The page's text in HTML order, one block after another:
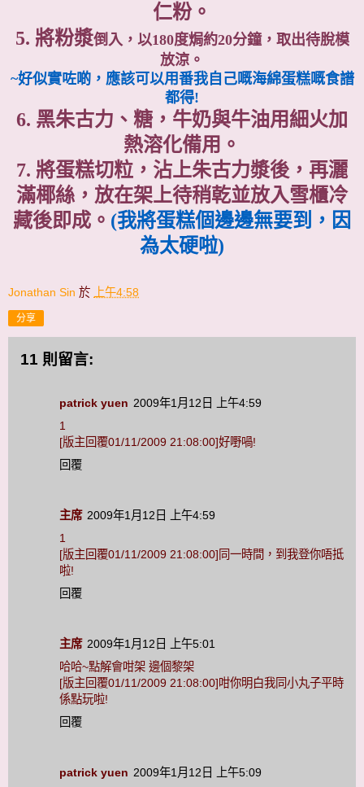
仁粉。
5. 將粉漿倒入，以180度焗約20分鐘，取出待脫模
放涼。
~好似實咗啲，應該可以用番我自己嘅海綿蛋糕嘅食譜
都得!
6. 黑朱古力、糖，牛奶與牛油用細火加
熱溶化備用。
7. 將蛋糕切粒，沾上朱古力漿後，再灑
滿椰絲，放在架上待稍乾並放入雪櫃冷
藏後即成。 (我將蛋糕個邊邊無要到，因
為太硬啦)
Jonathan Sin 於 上午4:58
分享
11 則留言:
patrick yuen 2009年1月12日 上午4:59
1
[版主回覆01/11/2009 21:08:00]好嘢喎!
回覆
主席 2009年1月12日 上午4:59
1
[版主回覆01/11/2009 21:08:00]同一時間，到我登你唔抵
啦!
回覆
主席 2009年1月12日 上午5:01
哈哈~點解會咁架 邊個黎架
[版主回覆01/11/2009 21:08:00]咁你明白我同小丸子平時
係點玩啦!
回覆
patrick yuen 2009年1月12日 上午5:09